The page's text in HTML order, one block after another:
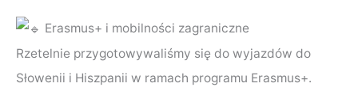
Erasmus+ i mobilności zagraniczne
Rzetelnie przygotowywaliśmy się do wyjazdów do
Słowenii i Hiszpanii w ramach programu Erasmus+.